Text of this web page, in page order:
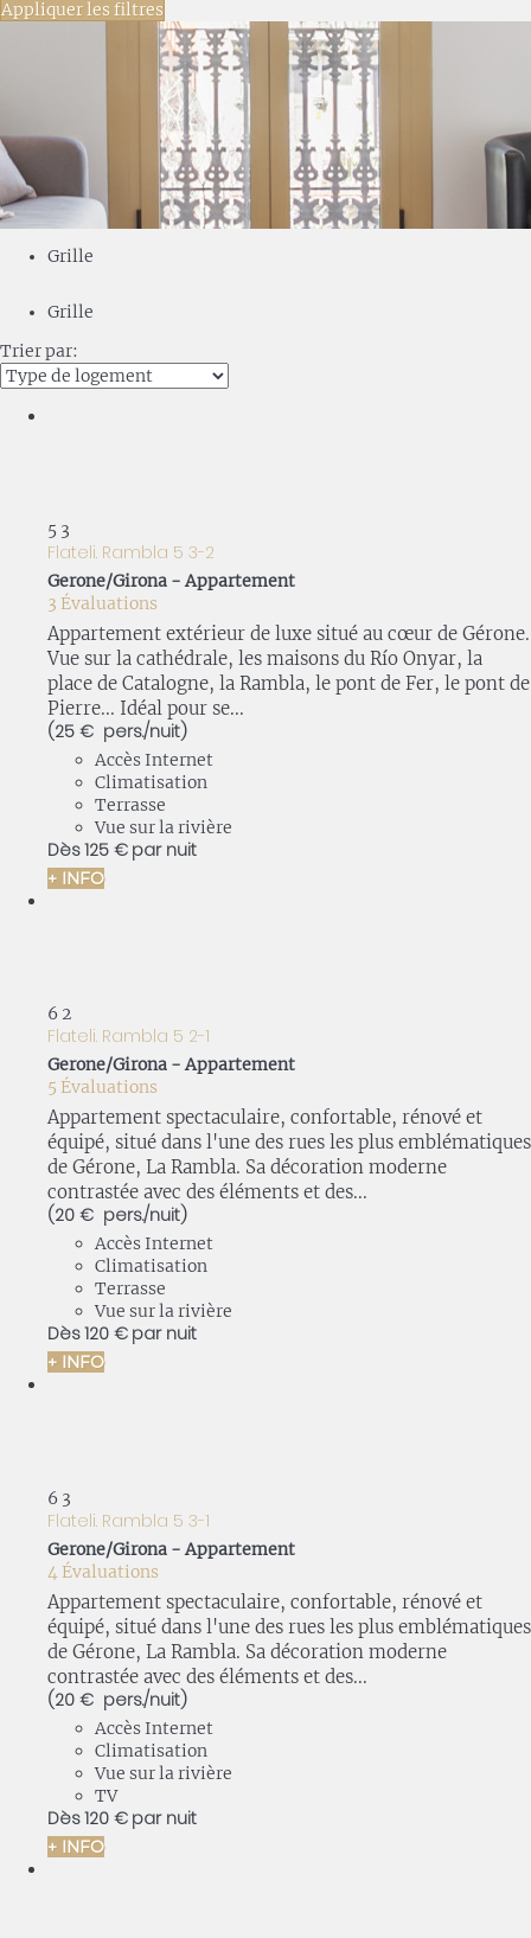
Appliquer les filtres
Grille
Grille
Trier par:
5 3
Flateli. Rambla 5 3-2
Gerone/Girona -Appartement
3 Évaluations
Appartement extérieur de luxe situé au cœur de Gérone.
Vue sur la cathédrale, les maisons du Río Onyar, la
place de Catalogne, la Rambla, le pont de Fer, le pont de
Pierre... Idéal pour se...
(25 € pers./nuit)
Accès Internet
Climatisation
Terrasse
Vue sur la rivière
Dès125 € par nuit
+ INFO
6 2
Flateli. Rambla 5 2-1
Gerone/Girona -Appartement
5 Évaluations
Appartement spectaculaire, confortable, rénové et
équipé, situé dans l'une des rues les plus emblématiques
de Gérone, La Rambla. Sa décoration moderne
contrastée avec des éléments et des...
(20 € pers./nuit)
Accès Internet
Climatisation
Terrasse
Vue sur la rivière
Dès120 € par nuit
+ INFO
6 3
Flateli. Rambla 5 3-1
Gerone/Girona -Appartement
4 Évaluations
Appartement spectaculaire, confortable, rénové et
équipé, situé dans l'une des rues les plus emblématiques
de Gérone, La Rambla. Sa décoration moderne
contrastée avec des éléments et des...
(20 € pers./nuit)
Accès Internet
Climatisation
Vue sur la rivière
TV
Dès120 € par nuit
+ INFO